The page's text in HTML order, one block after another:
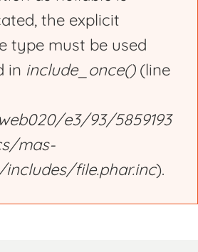
the explicit
type must be used
in include_once()(line
e3/93/5859193
mas-
file.phar.inc).